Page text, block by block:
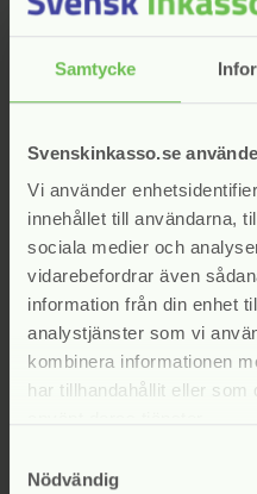
Samtycke
Svenskinkasso.se
Vi använder
innehållet till användarna,
sociala medier och
vidarebefordrar även
information från din enhet
analystjänster som vi
kombinera informationen
har tillhandahållit eller som
Nödvändig
Det krävs inte att
innan
för borgenären att debitera
betalning hunnit mottas
branschkod om god
framkommit som indikerar
strid med god etik.
Med detta uttalande
ärendet.
I uttalandet har deltagit:
Strandberg, Emma
Christian Marker